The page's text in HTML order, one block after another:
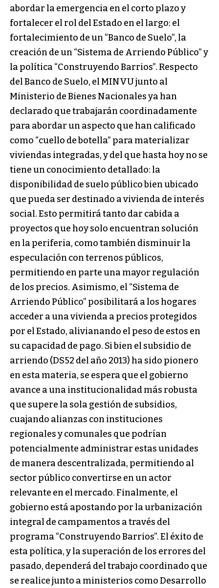
abordar la emergencia en el corto plazo y
fortalecer el rol del Estado en el largo: el
fortalecimiento de un “Banco de Suelo”, la
creación de un “Sistema de Arriendo Público” y
la política “Construyendo Barrios”. Respecto
del Banco de Suelo, el MINVU junto al
Ministerio de Bienes Nacionales ya han
declarado que trabajarán coordinadamente
para abordar un aspecto que han calificado
como “cuello de botella” para materializar
viviendas integradas, y del que hasta hoy no se
tiene un conocimiento detallado: la
disponibilidad de suelo público bien ubicado
que pueda ser destinado a vivienda de interés
social. Esto permitirá tanto dar cabida a
proyectos que hoy solo encuentran solución
en la periferia, como también disminuir la
especulación con terrenos públicos,
permitiendo en parte una mayor regulación
de los precios. Asimismo, el “Sistema de
Arriendo Público” posibilitará a los hogares
acceder a una vivienda a precios protegidos
por el Estado, alivianando el peso de estos en
su capacidad de pago. Si bien el subsidio de
arriendo (DS52 del año 2013) ha sido pionero
en esta materia, se espera que el gobierno
avance a una institucionalidad más robusta
que supere la sola gestión de subsidios,
cuajando alianzas con instituciones
regionales y comunales que podrían
potencialmente administrar estas unidades
de manera descentralizada, permitiendo al
sector público convertirse en un actor
relevante en el mercado. Finalmente, el
gobierno está apostando por la urbanización
integral de campamentos a través del
programa “Construyendo Barrios”. El éxito de
esta política, y la superación de los errores del
pasado, dependerá del trabajo coordinado que
se realice junto a ministerios como Desarrollo